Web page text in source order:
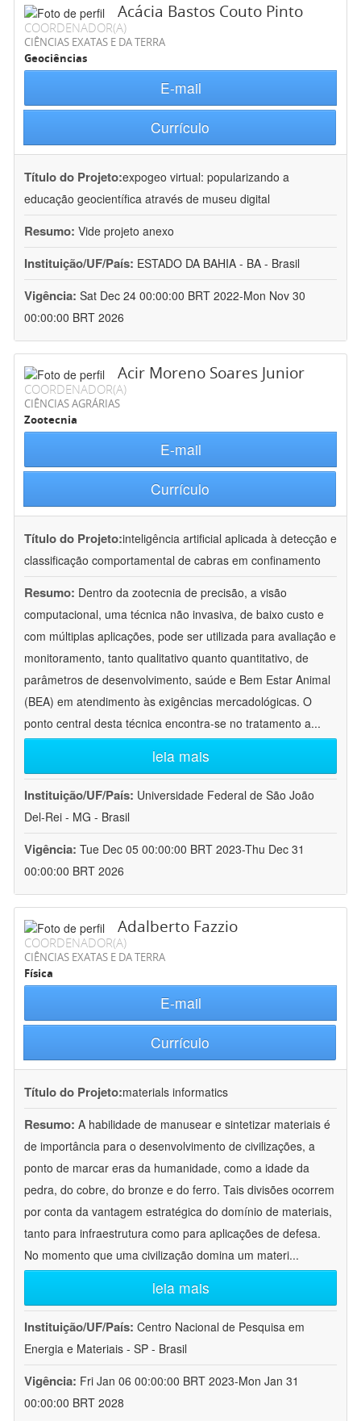
Acácia Bastos Couto Pinto
COORDENADOR(A)
CIÊNCIAS EXATAS E DA TERRA
Geociências
E-mail
Currículo
Título do Projeto:expogeo virtual: popularizando a
educação geocientífica através de museu digital
Resumo: Vide projeto anexo
Instituição/UF/País: ESTADO DA BAHIA - BA - Brasil
Vigência: Sat Dec 24 00:00:00 BRT 2022-Mon Nov 30
00:00:00 BRT 2026
Acir Moreno Soares Junior
COORDENADOR(A)
CIÊNCIAS AGRÁRIAS
Zootecnia
E-mail
Currículo
Título do Projeto:inteligência artificial aplicada à detecção e
classificação comportamental de cabras em confinamento
Resumo: Dentro da zootecnia de precisão, a visão
computacional, uma técnica não invasiva, de baixo custo e
com múltiplas aplicações, pode ser utilizada para avaliação e
monitoramento, tanto qualitativo quanto quantitativo, de
parâmetros de desenvolvimento, saúde e Bem Estar Animal
(BEA) em atendimento às exigências mercadológicas. O
ponto central desta técnica encontra-se no tratamento a...
leia mais
Instituição/UF/País: Universidade Federal de São João
Del-Rei - MG - Brasil
Vigência: Tue Dec 05 00:00:00 BRT 2023-Thu Dec 31
00:00:00 BRT 2026
Adalberto Fazzio
COORDENADOR(A)
CIÊNCIAS EXATAS E DA TERRA
Física
E-mail
Currículo
Título do Projeto:materials informatics
Resumo: A habilidade de manusear e sintetizar materiais é
de importância para o desenvolvimento de civilizações, a
ponto de marcar eras da humanidade, como a idade da
pedra, do cobre, do bronze e do ferro. Tais divisões ocorrem
por conta da vantagem estratégica do domínio de materiais,
tanto para infraestrutura como para aplicações de defesa.
No momento que uma civilização domina um materi...
leia mais
Instituição/UF/País: Centro Nacional de Pesquisa em
Energia e Materiais - SP - Brasil
Vigência: Fri Jan 06 00:00:00 BRT 2023-Mon Jan 31
00:00:00 BRT 2028